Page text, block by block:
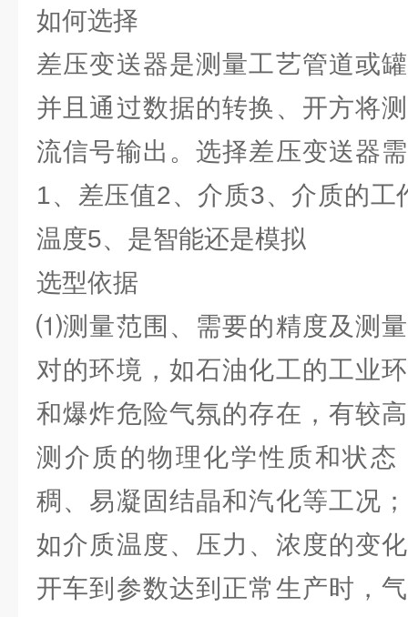
如何选择
差压变送器是测量工艺管道或
并且通过数据的转换、开方将
流信号输出。选择差压变送器
1、差压值2、介质3、介质的工
温度5、是智能还是模拟
选型依据
⑴测量范围、需要的精度及测
对的环境，如石油化工的工业
和爆炸危险气氛的存在，有较
测介质的物理化学性质和状态
稠、易凝固结晶和汽化等工况
如介质温度、压力、浓度的变
开车到参数达到正常生产时，